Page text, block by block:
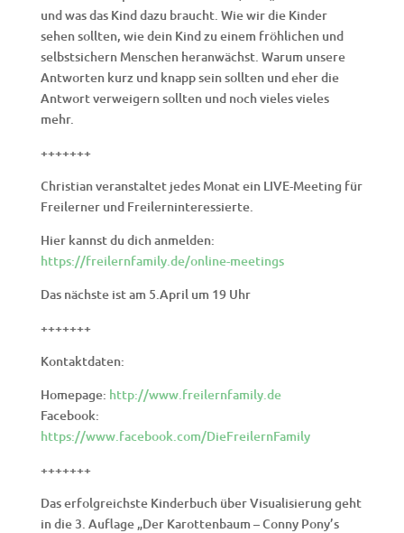
und was das Kind dazu braucht. Wie wir die Kinder
sehen sollten, wie dein Kind zu einem fröhlichen und
selbstsichern Menschen heranwächst. Warum unsere
Antworten kurz und knapp sein sollten und eher die
Antwort verweigern sollten und noch vieles vieles
mehr.
+++++++
Christian veranstaltet jedes Monat ein LIVE-Meeting für
Freilerner und Freilerninteressierte.
Hier kannst du dich anmelden:
https://freilernfamily.de/online-meetings
Das nächste ist am 5.April um 19 Uhr
+++++++
Kontaktdaten:
Homepage: http://www.freilernfamily.de
Facebook:
https://www.facebook.com/DieFreilernFamily
+++++++
Das erfolgreichste Kinderbuch über Visualisierung geht
in die 3. Auflage „Der Karottenbaum – Conny Pony’s